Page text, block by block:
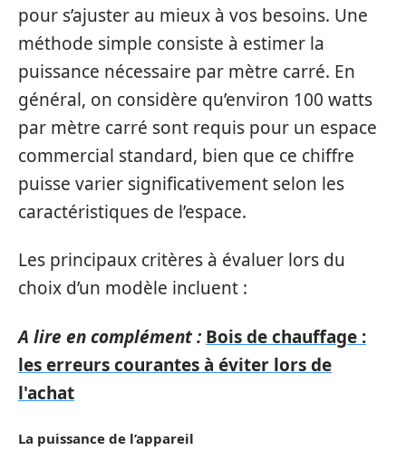
pour s’ajuster au mieux à vos besoins. Une
méthode simple consiste à estimer la
puissance nécessaire par mètre carré. En
général, on considère qu’environ 100 watts
par mètre carré sont requis pour un espace
commercial standard, bien que ce chiffre
puisse varier significativement selon les
caractéristiques de l’espace.
Les principaux critères à évaluer lors du
choix d’un modèle incluent :
A lire en complément : Bois de chauffage :
les erreurs courantes à éviter lors de
l'achat
La puissance de l’appareil